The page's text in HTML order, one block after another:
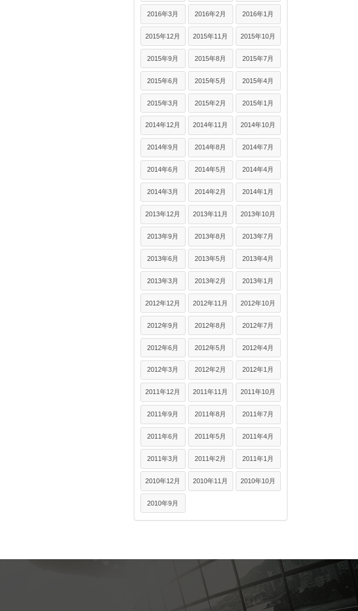
2016年3月 2016年2月 2016年1月
2015年12月 2015年11月 2015年10月
2015年9月 2015年8月 2015年7月
2015年6月 2015年5月 2015年4月
2015年3月 2015年2月 2015年1月
2014年12月 2014年11月 2014年10月
2014年9月 2014年8月 2014年7月
2014年6月 2014年5月 2014年4月
2014年3月 2014年2月 2014年1月
2013年12月 2013年11月 2013年10月
2013年9月 2013年8月 2013年7月
2013年6月 2013年5月 2013年4月
2013年3月 2013年2月 2013年1月
2012年12月 2012年11月 2012年10月
2012年9月 2012年8月 2012年7月
2012年6月 2012年5月 2012年4月
2012年3月 2012年2月 2012年1月
2011年12月 2011年11月 2011年10月
2011年9月 2011年8月 2011年7月
2011年6月 2011年5月 2011年4月
2011年3月 2011年2月 2011年1月
2010年12月 2010年11月 2010年10月
2010年9月